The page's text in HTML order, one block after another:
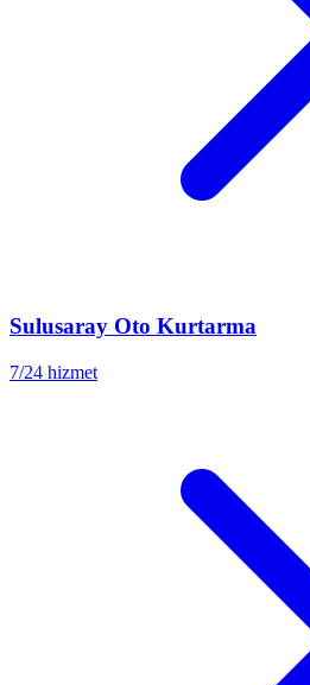
Sulusaray Oto Kurtarma
7/24 hizmet